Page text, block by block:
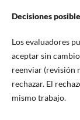
Decisiones
Los evaluadores
aceptar sin
reenviar (revisión
rechazar. El
mismo trabajo.